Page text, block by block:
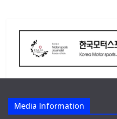
Media Information